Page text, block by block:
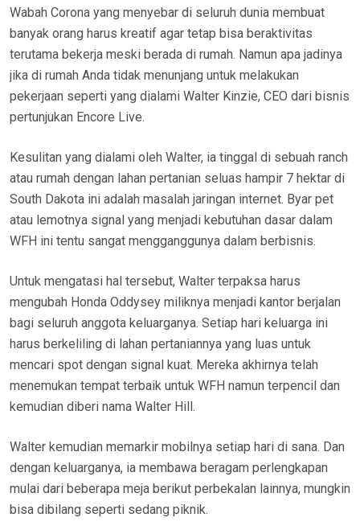
Wabah Corona yang menyebar di seluruh dunia membuat
banyak orang harus kreatif agar tetap bisa beraktivitas
terutama bekerja meski berada di rumah. Namun apa jadinya
jika di rumah Anda tidak menunjang untuk melakukan
pekerjaan seperti yang dialami Walter Kinzie, CEO dari bisnis
pertunjukan Encore Live.
Kesulitan yang dialami oleh Walter, ia tinggal di sebuah ranch
atau rumah dengan lahan pertanian seluas hampir 7 hektar di
South Dakota ini adalah masalah jaringan internet. Byar pet
atau lemotnya signal yang menjadi kebutuhan dasar dalam
WFH ini tentu sangat mengganggunya dalam berbisnis.
Untuk mengatasi hal tersebut, Walter terpaksa harus
mengubah Honda Oddysey miliknya menjadi kantor berjalan
bagi seluruh anggota keluarganya. Setiap hari keluarga ini
harus berkeliling di lahan pertaniannya yang luas untuk
mencari spot dengan signal kuat. Mereka akhirnya telah
menemukan tempat terbaik untuk WFH namun terpencil dan
kemudian diberi nama Walter Hill.
Walter kemudian memarkir mobilnya setiap hari di sana. Dan
dengan keluarganya, ia membawa beragam perlengkapan
mulai dari beberapa meja berikut perbekalan lainnya, mungkin
bisa dibilang seperti sedang piknik.